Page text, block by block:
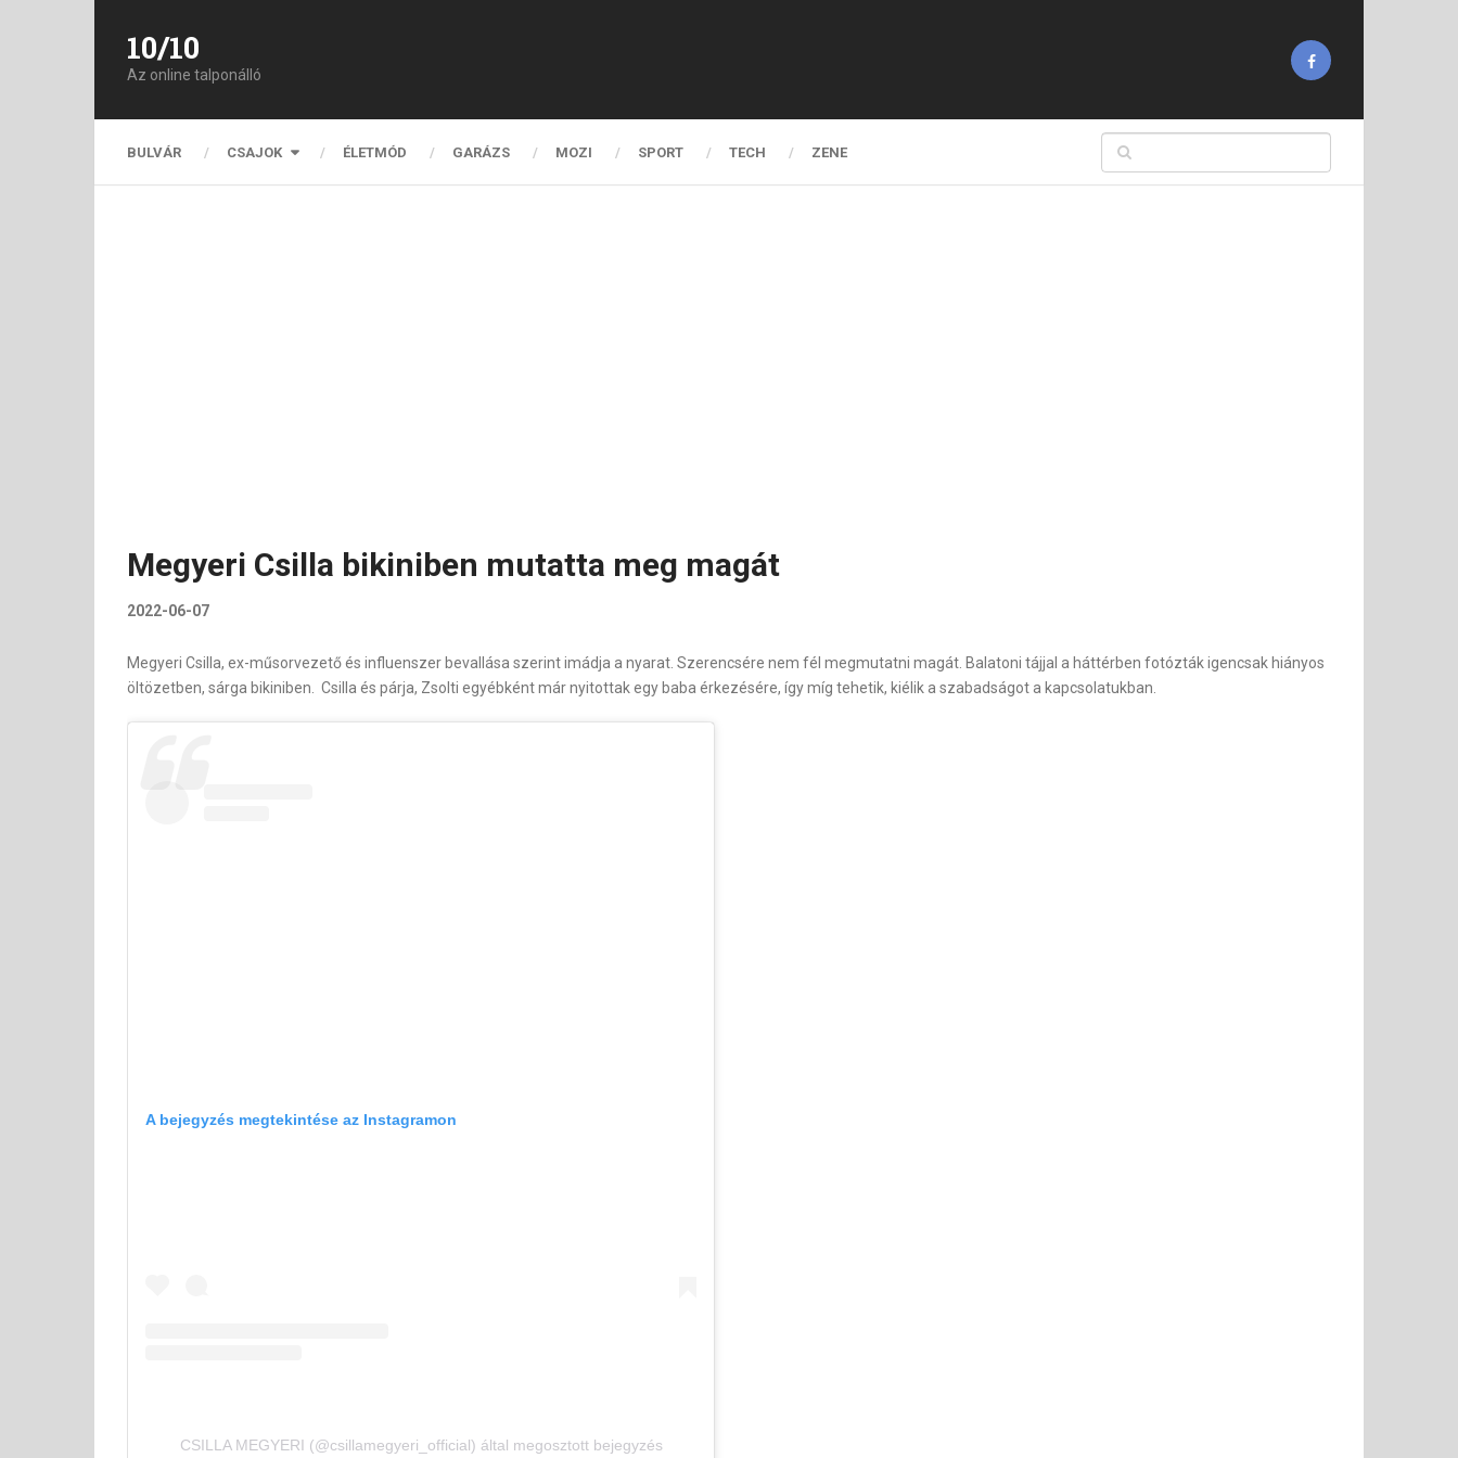
10/10
Az online talponálló
BULVÁR CSAJOK ÉLETMÓD GARÁZS MOZI SPORT TECH ZENE
Megyeri Csilla bikiniben mutatta meg magát
2022-06-07
Megyeri Csilla, ex-műsorvezető és influenszer bevallása szerint imádja a nyarat. Szerencsére nem fél megmutatni magát. Balatoni tájjal a háttérben fotózták igencsak hiányos
öltözetben, sárga bikiniben. Csilla és párja, Zsolti egyébként már nyitottak egy baba érkezésére, így míg tehetik, kiélik a szabadságot a kapcsolatukban.
A bejegyzés megtekintése az Instagramon
CSILLA MEGYERI (@csillamegyeri_official) által megosztott bejegyzés